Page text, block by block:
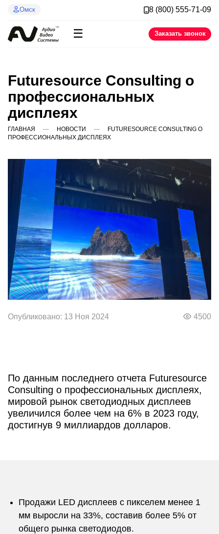
Омск 8 (800) 555-71-09
☰ Заказать звонок
Futuresource Consulting о
профессиональных
дисплеях
ГЛАВНАЯ НОВОСТИ
FUTURESOURCE CONSULTING О
ПРОФЕССИОНАЛЬНЫХ ДИСПЛЕЯХ
Опубликовано: 13 Ноя 2024 4500
По данным последнего отчета Futuresource
Consulting о профессиональных дисплеях,
мировой рынок светодиодных дисплеев
увеличился более чем на 6% в 2023 году,
достигнув 9 миллиардов долларов.
Продажи LED дисплеев с пикселем менее 1
мм выросли на 33%, составив более 5% от
общего рынка светодиодов.